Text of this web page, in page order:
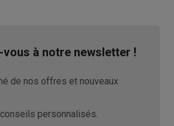
à notre newsletter !
de nos offres et nouveaux
personnalisés.